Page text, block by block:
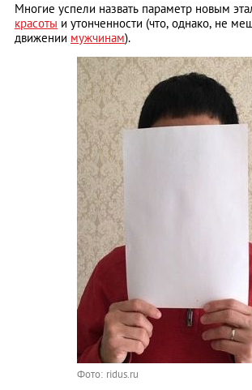
Многие успели назвать параметр новым
красоты и утонченности (что, однако, не
движении мужчинам).
Фото: ridus.ru